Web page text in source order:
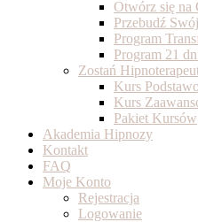
Otwórz się na
Przebudź
Program
Program 21
Zostań
Kurs
Kurs
Pakiet Kursów
Akademia Hipnozy
Kontakt
FAQ
Moje Konto
Rejestracja
Logowanie